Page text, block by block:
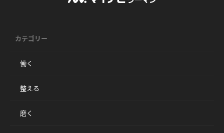
カテゴリー
働く
整える
磨く